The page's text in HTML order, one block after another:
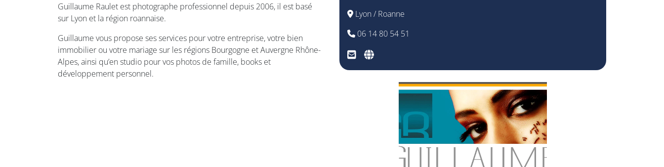
Guillaume Raulet est photographe professionnel depuis 2006, il est basé
sur Lyon et la région roannaise.
Guillaume vous propose ses services pour votre entreprise, votre bien
immobilier ou votre mariage sur les régions Bourgogne et Auvergne Rhône-
Alpes, ainsi qu’en studio pour vos photos de famille, books et
développement personnel.
Lyon / Roanne
06 14 80 54 51